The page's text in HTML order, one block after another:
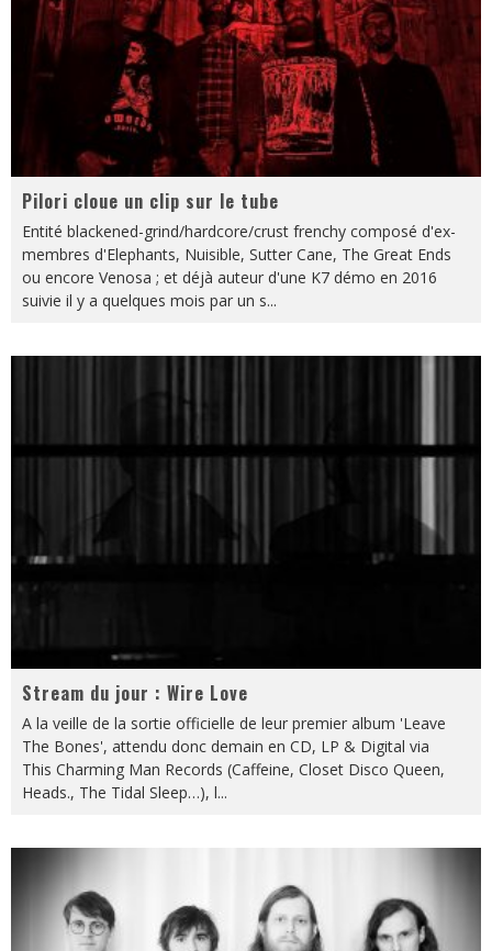
Pilori cloue un clip sur le tube
Entité blackened-grind/hardcore/crust frenchy composé d'ex-
membres d'Elephants, Nuisible, Sutter Cane, The Great Ends
ou encore Venosa ; et déjà auteur d'une K7 démo en 2016
suivie il y a quelques mois par un s...
Stream du jour : Wire Love
A la veille de la sortie officielle de leur premier album 'Leave
The Bones', attendu donc demain en CD, LP & Digital via
This Charming Man Records (Caffeine, Closet Disco Queen,
Heads., The Tidal Sleep…), l...